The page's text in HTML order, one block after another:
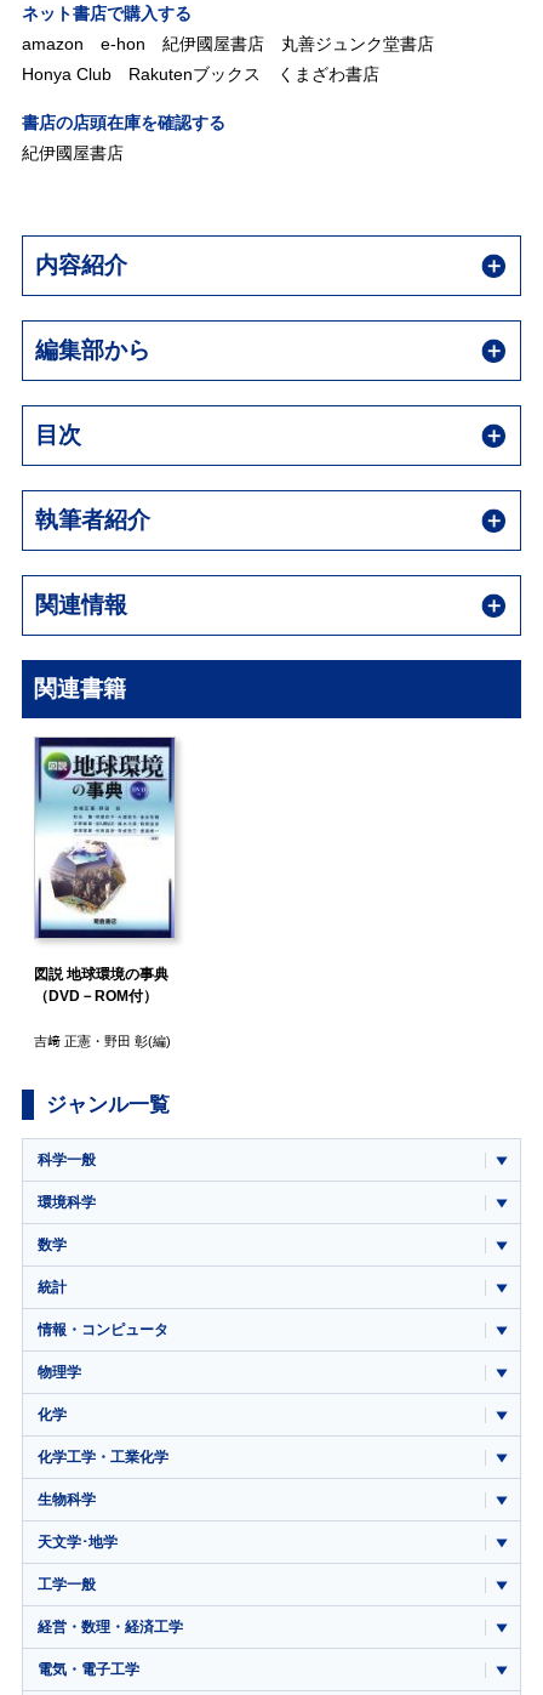
ネット書店で購入する
amazon
e-hon 紀伊國屋書店
丸善ジュンク堂書店
Honya Club
Rakutenブックス くまざわ書店
書店の店頭在庫を確認する
紀伊國屋書店
内容紹介
編集部から
目次
執筆者紹介
関連情報
関連書籍
図説 地球環境の事典
（DVD－ROM付）
吉﨑 正憲・ 野田 彰(編)
ジャンル一覧
科学一般
環境科学
数学
統計
情報・コンピュータ
物理学
化学
化学工学・工業化学
生物科学
天文学･地学
工学一般
経営・数理・経済工学
電気・電子工学